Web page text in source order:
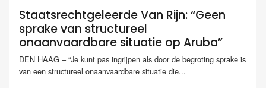
Staatsrechtgeleerde Van Rijn: “Geen
sprake van structureel
onaanvaardbare situatie op Aruba”
DEN HAAG – “Je kunt pas ingrijpen als door de begroting sprake is
van een structureel onaanvaardbare situatie die...